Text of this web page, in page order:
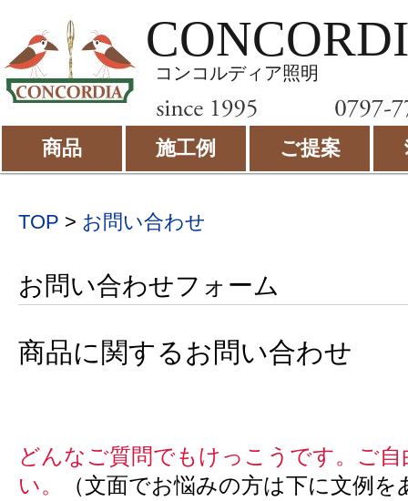
コンコルディア照明
商品 施工例 ご提案
TOP > お問い合わせ
お問い合わせフォーム
商品に関するお問い合わせ
どんなご質問でもけっこうです。ご
い。
（文面でお悩みの方は下に文例